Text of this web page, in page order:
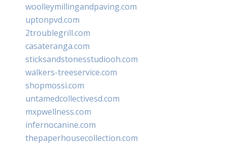
woolleymillingandpaving.com
uptonpvd.com
2troublegrill.com
casateranga.com
sticksandstonesstudiooh.com
walkers-treeservice.com
shopmossi.com
untamedcollectivesd.com
mxpwellness.com
infernocanine.com
thepaperhousecollection.com